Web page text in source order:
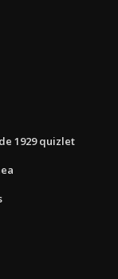
1929 quizlet